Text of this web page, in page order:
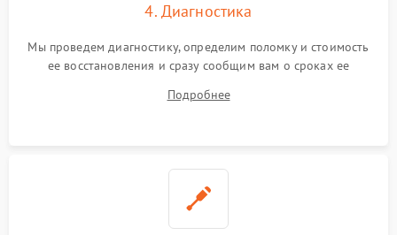
4. Диагностика
Мы проведем диагностику, определим поломку и стоимость
ее восстановления и сразу сообщим вам о сроках ее
Подробнее